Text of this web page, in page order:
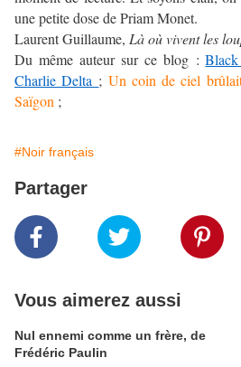
une petite dose de Priam Monet.
Laurent Guillaume, Là où vivent les
Du même auteur sur ce blog :
Charlie Delta ; Un coin de ciel
Saïgon ;
#Noir français
Partager
Vous aimerez aussi
Nul ennemi comme un frère, de
Frédéric Paulin